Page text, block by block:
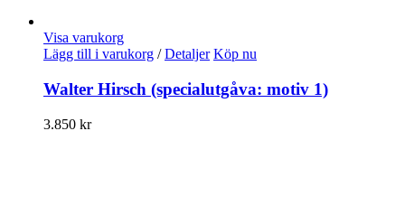
Visa varukorg
Lägg till i varukorg / Detaljer Köp nu
Walter Hirsch (specialutgåva: motiv 1)
3.850 kr